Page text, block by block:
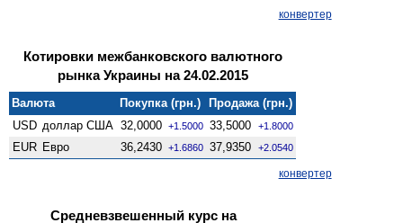
конвертер
Котировки межбанковского валютного
рынка Украины на 24.02.2015
Валюта Покупка (грн.)
Продажа (грн.)
USD доллар США 32,0000 +1.5000 33,5000 +1.8000
EUR Евро 36,2430 +1.6860 37,9350 +2.0540
конвертер
Средневзвешенный курс на